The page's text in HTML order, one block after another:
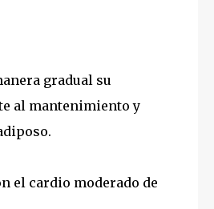
gradual su
al mantenimiento y
el cardio moderado de